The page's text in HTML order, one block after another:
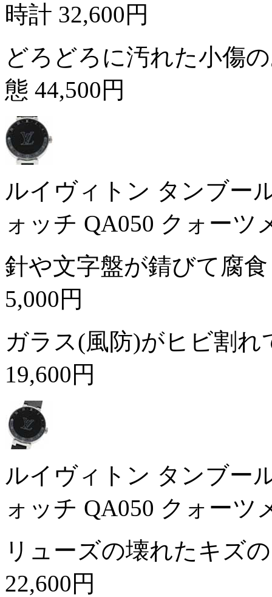
時計 32,600円
どろどろに汚れた小傷
態 44,500円
ルイヴィトン タンブー
ォッチ QA050 クォーツ
針や文字盤が錆びて腐
5,000円
ガラス(風防)がヒビ割
19,600円
ルイヴィトン タンブー
ォッチ QA050 クォーツ
リューズの壊れたキズ
22,600円